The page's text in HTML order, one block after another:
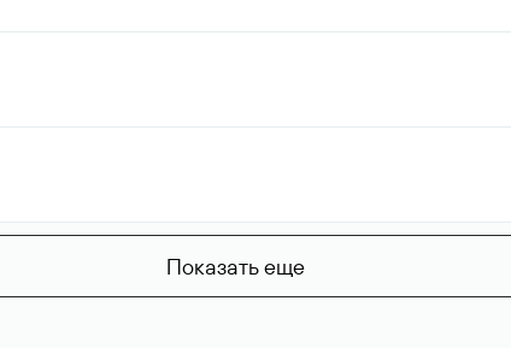
Показать еще